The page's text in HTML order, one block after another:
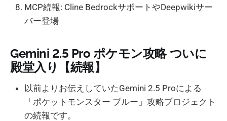
MCP続報: Cline BedrockサポートやDeepwikiサー
バー登場
Gemini 2.5 Pro ポケモン攻略 ついに
殿堂入り【続報】
以前よりお伝えしていたGemini 2.5 Proによる
「ポケットモンスター ブルー」攻略プロジェクト
の続報です。